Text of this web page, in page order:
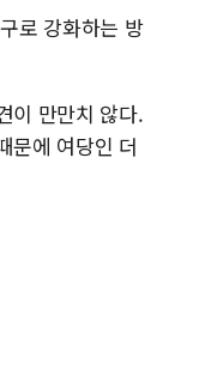
로 강화하는 방
이 만만치 않다.
문에 여당인 더